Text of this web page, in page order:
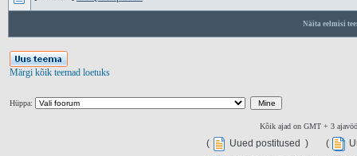
Näita eelmisi
Märgi kõik teemad loetuks
Hüppa:
Kõik ajad on GMT + 3
( Uued postitused ) (